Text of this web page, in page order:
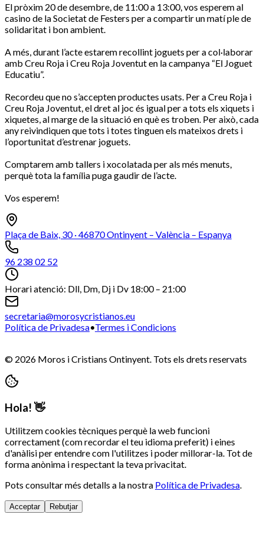
El pròxim 20 de desembre, de 11:00 a 13:00, vos esperem al
casino de la Societat de Festers per a compartir un matí ple de
solidaritat i bon ambient.
A més, durant l’acte estarem recollint joguets per a col·laborar
amb Creu Roja i Creu Roja Joventut en la campanya “El Joguet
Educatiu”.
Recordeu que no s’accepten productes usats. Per a Creu Roja i
Creu Roja Joventut, el dret al joc és igual per a tots els xiquets i
xiquetes, al marge de la situació en què es troben. Per això, cada
any reivindiquen que tots i totes tinguen els mateixos drets i
l’oportunitat d’estrenar joguets.
Comptarem amb tallers i xocolatada per als més menuts,
perquè tota la família puga gaudir de l’acte.
Vos esperem!
Plaça de Baix, 30 · 46870 Ontinyent – València – Espanya
96 238 02 52
Horari atenció: Dll, Dm, Dj i Dv 18:00 – 21:00
secretaria@morosycristianos.eu
Política de Privadesa•Termes i Condicions
© 2026 Moros i Cristians Ontinyent. Tots els drets reservats
Hola! 👋
Utilitzem cookies tècniques perquè la web funcioni
correctament (com recordar el teu idioma preferit) i eines
d'anàlisi per entendre com l'utilitzes i poder millorar-la. Tot de
forma anònima i respectant la teva privacitat.
Pots consultar més detalls a la nostra Política de Privadesa.
Acceptar Rebutjar